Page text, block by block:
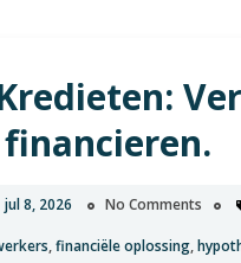
jul 8, 2026 No Comments
,financiële oplossing,